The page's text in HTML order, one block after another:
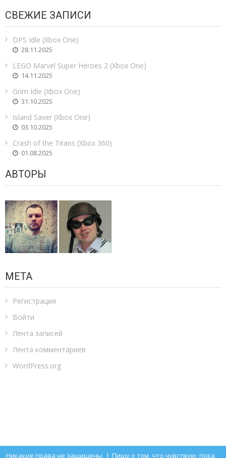
СВЕЖИЕ ЗАПИСИ
DPS Idle (Xbox One)
28.11.2025
LEGO Marvel Super Heroes 2 (Xbox One)
14.11.2025
Grim Idle (Xbox One)
31.10.2025
Island Saver (Xbox One)
03.10.2025
Crash of the Titans (Xbox 360)
01.08.2025
АВТОРЫ
МЕТА
Регистрация
Войти
Лента записей
Лента комментариев
WordPress.org
Никакие права не защищены | Пишу о том, что чувствую, пока